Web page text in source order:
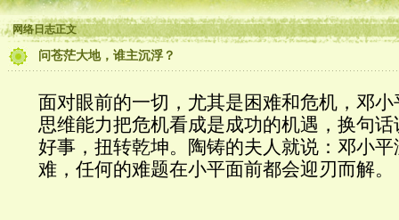
网络日志正文
问苍茫大地，谁主沉浮？
面对眼前的一切，尤其是困难和危机，邓
思维能力把危机看成是成功的机遇，换句
好事，扭转乾坤。陶铸的夫人就说：邓小
难，任何的难题在小平面前都会迎刃而解。